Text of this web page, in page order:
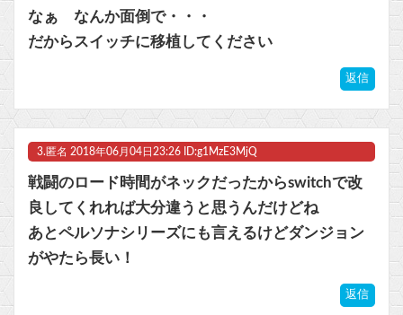
Powered by livedoor 相互RSS
なぁ なんか面倒で・・・
だからスイッチに移植してください
返信
3. 匿名 2018年06月04日23:26 ID:g1MzE3MjQ
戦闘のロード時間がネックだったからswitchで改
良してくれれば大分違うと思うんだけどね
あとペルソナシリーズにも言えるけどダンジョン
がやたら長い！
返信